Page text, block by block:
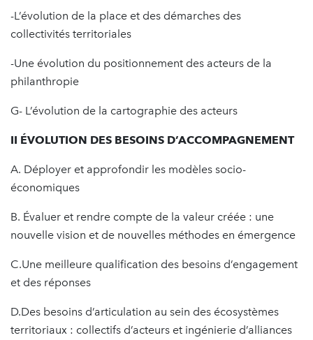
-L’évolution de la place et des démarches des
collectivités territoriales
-Une évolution du positionnement des acteurs de la
philanthropie
G- L’évolution de la cartographie des acteurs
II ÉVOLUTION DES BESOINS D’ACCOMPAGNEMENT
A. Déployer et approfondir les modèles socio-
économiques
B. Évaluer et rendre compte de la valeur créée : une
nouvelle vision et de nouvelles méthodes en émergence
C.Une meilleure qualification des besoins d’engagement
et des réponses
D.Des besoins d’articulation au sein des écosystèmes
territoriaux : collectifs d’acteurs et ingénierie d’alliances